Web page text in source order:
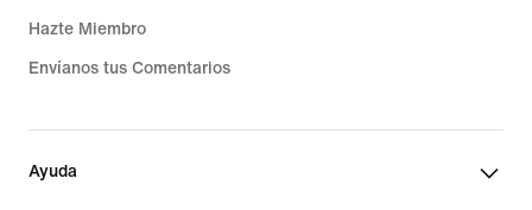
Hazte Miembro
Envíanos tus Comentarios
Ayuda